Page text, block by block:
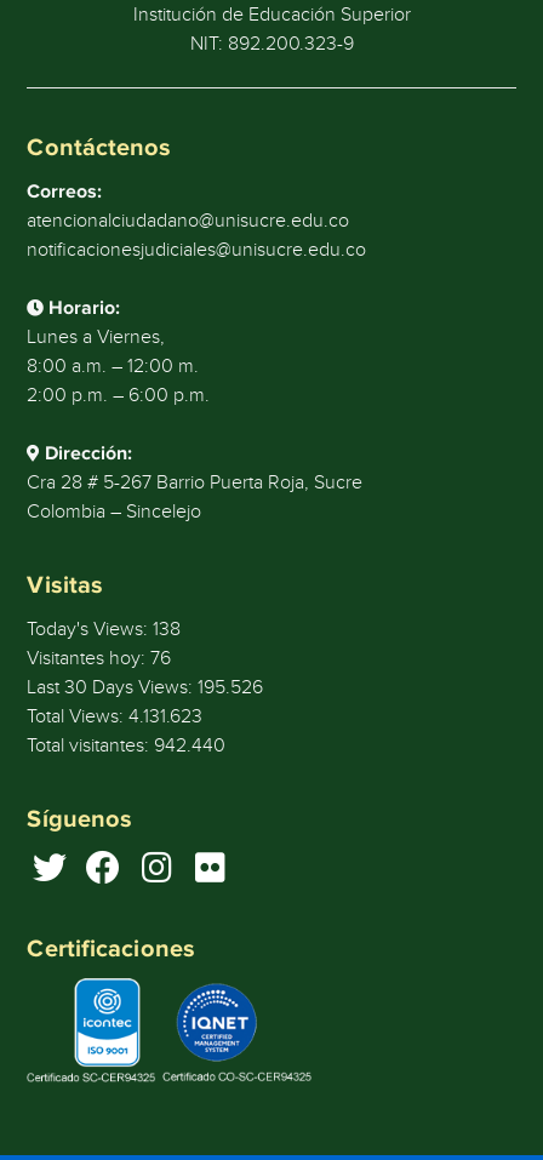
Institución de Educación Superior
NIT: 892.200.323-9
Contáctenos
Correos:
atencionalciudadano@unisucre.edu.co
notificacionesjudiciales@unisucre.edu.co
Horario:
Lunes a Viernes,
8:00 a.m. – 12:00 m.
2:00 p.m. – 6:00 p.m.
Dirección:
Cra 28 # 5-267 Barrio Puerta Roja, Sucre
Colombia – Sincelejo
Visitas
Today's Views:138
Visitantes hoy:76
Last 30 Days Views:195.526
Total Views:4.131.623
Total visitantes: 942.440
Síguenos
Certificaciones